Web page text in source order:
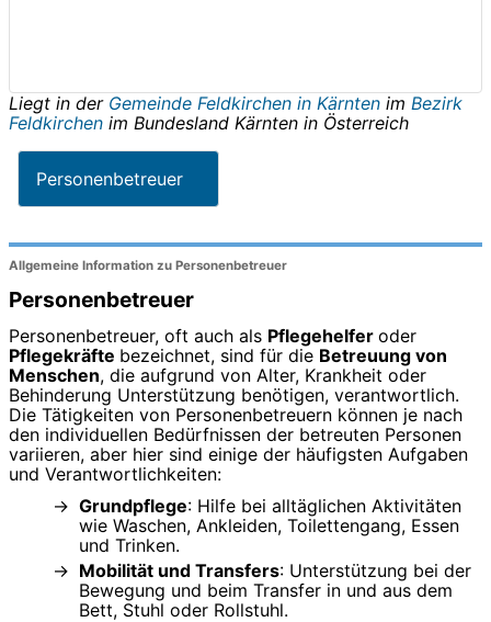
Liegt in der Gemeinde Feldkirchen in Kärnten im Bezirk
Feldkirchen im Bundesland Kärnten in Österreich
Personenbetreuer
Allgemeine Information zu Personenbetreuer
Personenbetreuer
Personenbetreuer, oft auch als Pflegehelfer oder
Pflegekräfte bezeichnet, sind für die Betreuung von
Menschen, die aufgrund von Alter, Krankheit oder
Behinderung Unterstützung benötigen, verantwortlich.
Die Tätigkeiten von Personenbetreuern können je nach
den individuellen Bedürfnissen der betreuten Personen
variieren, aber hier sind einige der häufigsten Aufgaben
und Verantwortlichkeiten:
Grundpflege: Hilfe bei alltäglichen Aktivitäten
wie Waschen, Ankleiden, Toilettengang, Essen
und Trinken.
Mobilität und Transfers: Unterstützung bei der
Bewegung und beim Transfer in und aus dem
Bett, Stuhl oder Rollstuhl.